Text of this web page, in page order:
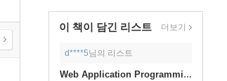
이 책이 담긴 리스트 더보기
d****5님의 리스트
Web Application Programming-Back-End Web Development